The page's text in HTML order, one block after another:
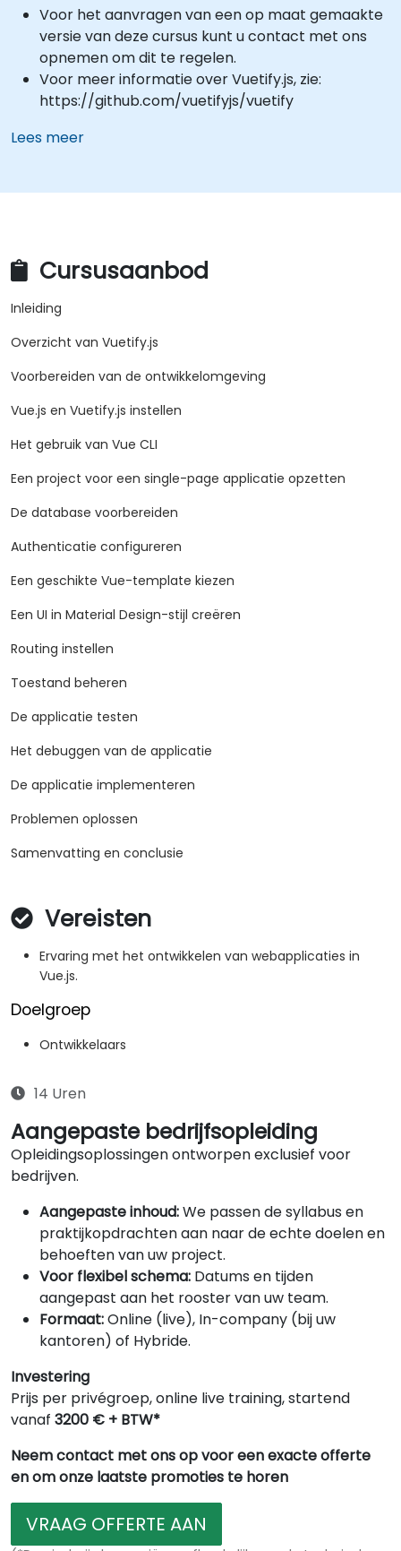
Voor het aanvragen van een op maat gemaakte
versie van deze cursus kunt u contact met ons
opnemen om dit te regelen.
Voor meer informatie over Vuetify.js, zie:
https://github.com/vuetifyjs/vuetify
Lees meer
Cursusaanbod
Inleiding
Overzicht van Vuetify.js
Voorbereiden van de ontwikkelomgeving
Vue.js en Vuetify.js instellen
Het gebruik van Vue CLI
Een project voor een single-page applicatie opzetten
De database voorbereiden
Authenticatie configureren
Een geschikte Vue-template kiezen
Een UI in Material Design-stijl creëren
Routing instellen
Toestand beheren
De applicatie testen
Het debuggen van de applicatie
De applicatie implementeren
Problemen oplossen
Samenvatting en conclusie
Vereisten
Ervaring met het ontwikkelen van webapplicaties in
Vue.js.
Doelgroep
Ontwikkelaars
14 Uren
Aangepaste bedrijfsopleiding
Opleidingsoplossingen ontworpen exclusief voor
bedrijven.
Aangepaste inhoud:We passen de syllabus en
praktijkopdrachten aan naar de echte doelen en
behoeften van uw project.
Voor flexibel schema: Datums en tijden
aangepast aan het rooster van uw team.
Formaat:Online (live), In-company (bij uw
kantoren) of Hybride.
Investering
Prijs per privégroep, online live training, startend
vanaf 3200 € + BTW*
Neem contact met ons op voor een exacte offerte
en om onze laatste promoties te horen
VRAAG OFFERTE AAN